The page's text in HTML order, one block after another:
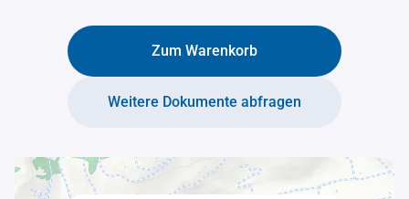
Zum Warenkorb
Weitere Dokumente abfragen